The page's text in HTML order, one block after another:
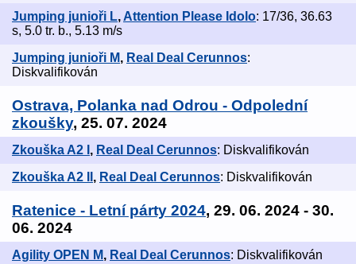
Jumping junioři L, Attention Please Idolo: 17/36, 36.63
s, 5.0 tr. b., 5.13 m/s
Jumping junioři M, Real Deal Cerunnos:
Diskvalifikován
Ostrava, Polanka nad Odrou - Odpolední
zkoušky, 25. 07. 2024
Zkouška A2 I , Real Deal Cerunnos: Diskvalifikován
Zkouška A2 II , Real Deal Cerunnos: Diskvalifikován
Ratenice - Letní párty 2024, 29. 06. 2024 - 30.
06. 2024
Agility OPEN M, Real Deal Cerunnos: Diskvalifikován